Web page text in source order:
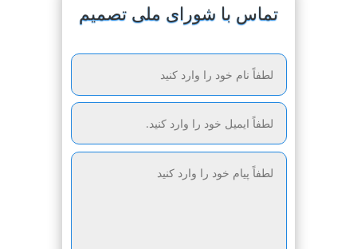
تماس با شورای ملی تصمیم